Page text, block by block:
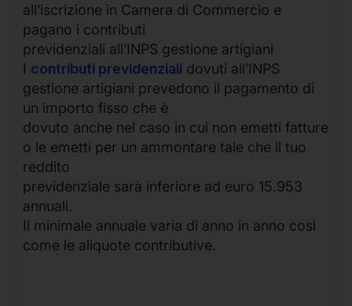
all’iscrizione in Camera di Commercio e
pagano i contributi
previdenziali all’INPS gestione artigiani
I contributi previdenziali dovuti all’INPS
gestione artigiani prevedono il pagamento di
un importo fisso che è
dovuto anche nel caso in cui non emetti fatture
o le emetti per un ammontare tale che il tuo
reddito
previdenziale sarà inferiore ad euro 15.953
annuali.
Il minimale annuale varia di anno in anno così
come le aliquote contributive.